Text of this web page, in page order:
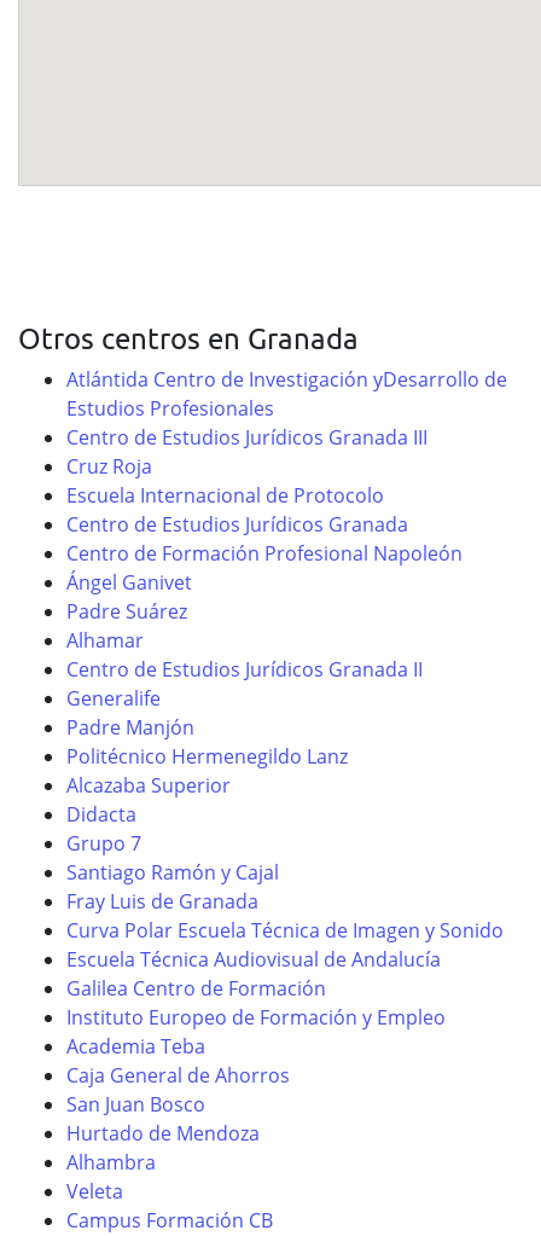
Otros centros en Granada
Atlántida Centro de Investigación yDesarrollo de
Estudios Profesionales
Centro de Estudios Jurídicos Granada III
Cruz Roja
Escuela Internacional de Protocolo
Centro de Estudios Jurídicos Granada
Centro de Formación Profesional Napoleón
Ángel Ganivet
Padre Suárez
Alhamar
Centro de Estudios Jurídicos Granada II
Generalife
Padre Manjón
Politécnico Hermenegildo Lanz
Alcazaba Superior
Didacta
Grupo 7
Santiago Ramón y Cajal
Fray Luis de Granada
Curva Polar Escuela Técnica de Imagen y Sonido
Escuela Técnica Audiovisual de Andalucía
Galilea Centro de Formación
Instituto Europeo de Formación y Empleo
Academia Teba
Caja General de Ahorros
San Juan Bosco
Hurtado de Mendoza
Alhambra
Veleta
Campus Formación CB